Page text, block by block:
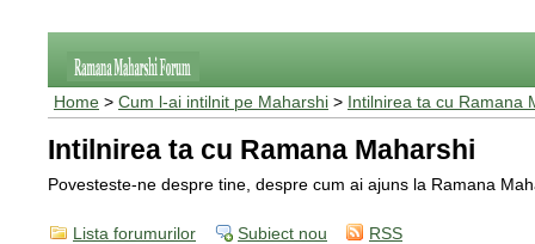
Home > Cum l-ai intilnit pe Maharshi > Intilnirea ta cu Ramana
Intilnirea ta cu Ramana Maharshi
Povesteste-ne despre tine, despre cum ai ajuns la Ramana
Lista forumurilor Subiect nou
RSS